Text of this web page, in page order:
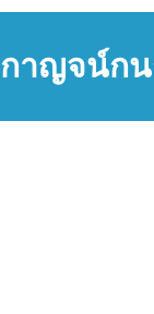
กาญจน์กน